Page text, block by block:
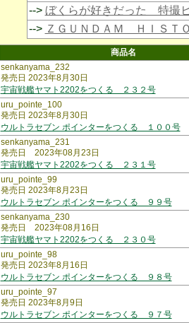
--> ぼくらが好きだった 特撮
--> ＺＧＵＮＤＡＭ ＨＩＳＴ
商品名
senkanyama_232
発売日 2023年8月30日
宇宙戦艦ヤマト2202をつくる ２３２号
uru_pointe_100
発売日 2023年8月30日
ウルトラセブン ポインターをつくる １００号
senkanyama_231
発売日 2023年08月23日
宇宙戦艦ヤマト2202をつくる ２３１号
uru_pointe_99
発売日 2023年8月23日
ウルトラセブン ポインターをつくる ９９号
senkanyama_230
発売日 2023年08月16日
宇宙戦艦ヤマト2202をつくる ２３０号
uru_pointe_98
発売日 2023年8月16日
ウルトラセブン ポインターをつくる ９８号
uru_pointe_97
発売日 2023年8月9日
ウルトラセブン ポインターをつくる ９７号